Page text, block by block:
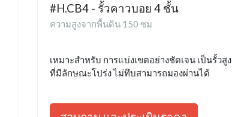
#H.CB4 - รั้วคาวบอย 4 ชั้น
ความสูงจากพื้นดิน 150 ซม
เหมาะสำหรับ การแบ่งเขตอย่างชัดเจน เป็นรั้วสูง
ที่มีลักษณะโปร่ง ไม่ทึบสามารถมองผ่านได้